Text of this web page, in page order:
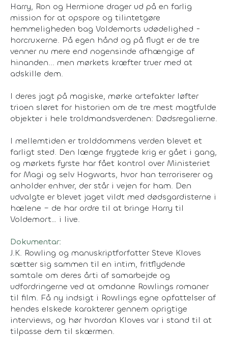
Harry, Ron og Hermione drager ud på en farlig
mission for at opspore og tilintetgøre
hemmeligheden bag Voldemorts udødelighed -
horcruxerne. På egen hånd og på flugt er de tre
venner nu mere end nogensinde afhængige af
hinanden... men mørkets kræfter truer med at
adskille dem.
I deres jagt på magiske, mørke artefakter løfter
trioen sløret for historien om de tre mest magtfulde
objekter i hele troldmandsverdenen: Dødsregalierne.
I mellemtiden er trolddommens verden blevet et
farligt sted. Den længe frygtede krig er gået i gang,
og mørkets fyrste har fået kontrol over Ministeriet
for Magi og selv Hogwarts, hvor han terroriserer og
anholder enhver, der står i vejen for ham. Den
udvalgte er blevet jaget vildt med dødsgardisterne i
hælene – de har ordre til at bringe Harry til
Voldemort… i live.
Dokumentar:
J.K. Rowling og manuskriptforfatter Steve Kloves
sætter sig sammen til en intim, fritflydende
samtale om deres årti af samarbejde og
udfordringerne ved at omdanne Rowlings romaner
til film. Få ny indsigt i Rowlings egne opfattelser af
hendes elskede karakterer gennem oprigtige
interviews, og hør hvordan Kloves var i stand til at
tilpasse dem til skærmen.